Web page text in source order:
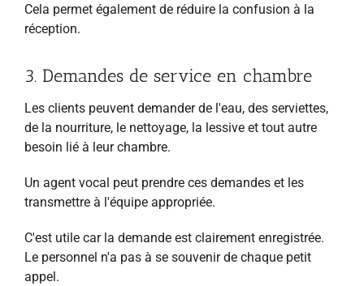
Cela permet également de réduire la confusion à la
réception.
3. Demandes de service en chambre
Les clients peuvent demander de l'eau, des serviettes,
de la nourriture, le nettoyage, la lessive et tout autre
besoin lié à leur chambre.
Un agent vocal peut prendre ces demandes et les
transmettre à l'équipe appropriée.
C'est utile car la demande est clairement enregistrée.
Le personnel n'a pas à se souvenir de chaque petit
appel.